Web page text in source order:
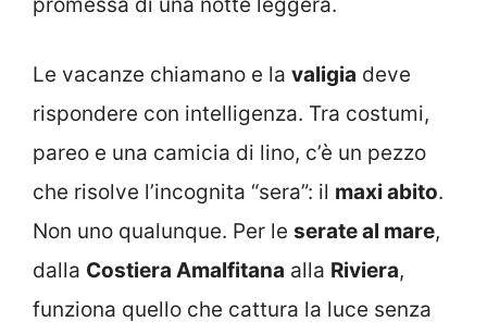
Le vacanze chiamano e la valigia deve
rispondere con intelligenza. Tra costumi,
pareo e una camicia di lino, c’è un pezzo
che risolve l’incognita “sera”: il maxi abito.
Non uno qualunque. Per le serate al mare,
dalla Costiera Amalfitana alla Riviera,
funziona quello che cattura la luce senza